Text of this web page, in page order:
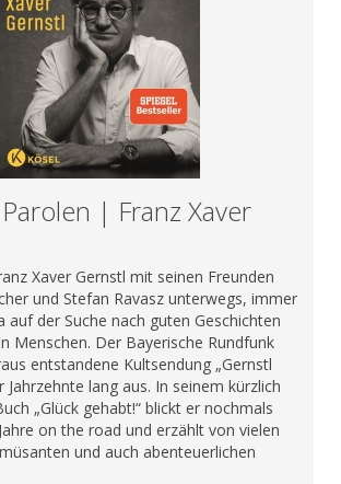
| Franz Xaver
Xaver Gernstl mit seinen Freunden
und Stefan Ravasz unterwegs, immer
auf der Suche nach guten Geschichten
Menschen. Der Bayerische Rundfunk
entstandene Kultsendung „Gernstl
Jahrzehnte lang aus. In seinem kürzlich
„Glück gehabt!“ blickt er nochmals
on the road und erzählt von vielen
und auch abenteuerlichen